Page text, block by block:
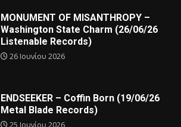
MONUMENT OF MISANTHROPY –
Washington State Charm (26/06/26
Listenable Records)
26 Ιουνίου 2026
ENDSEEKER – Coffin Born (19/06/26
Metal Blade Records)
25 Ιουνίου 2026